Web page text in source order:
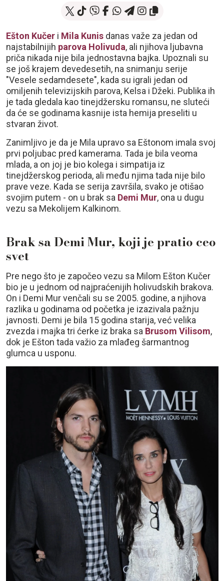
Ešton Kučeri Mila Kunisdanas važe za jedan od
najstabilnijih parova Holivuda, ali njihova ljubavna
priča nikada nije bila jednostavna bajka. Upoznali su
se još krajem devedesetih, na snimanju serije
"Vesele sedamdesete", kada su igrali jedan od
omiljenih televizijskih parova, Kelsa i Džeki. Publika ih
je tada gledala kao tinejdžersku romansu, ne sluteći
da će se godinama kasnije ista hemija preseliti u
stvaran život.
Zanimljivo je da je Mila upravo sa Eštonom imala svoj
prvi poljubac pred kamerama. Tada je bila veoma
mlada, a on joj je bio kolega i simpatija iz
tinejdžerskog perioda, ali među njima tada nije bilo
prave veze. Kada se serija završila, svako je otišao
svojim putem - on u brak sa Demi Mur, ona u dugu
vezu sa Mekolijem Kalkinom.
Brak sa Demi Mur, koji je pratio ceo
svet
Pre nego što je započeo vezu sa Milom Ešton Kučer
bio je u jednom od najpraćenijih holivudskih brakova.
On i Demi Mur venčali su se 2005. godine, a njihova
razlika u godinama od početka je izazivala pažnju
javnosti. Demi je bila 15 godina starija, već velika
zvezda i majka tri ćerke iz braka sa Brusom Vilisom,
dok je Ešton tada važio za mlađeg šarmantnog
glumca u usponu.